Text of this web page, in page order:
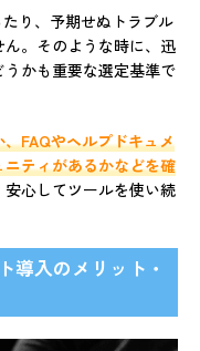
り、予期せぬトラブル
。そのような時に、迅
かも重要な選定基準で
FAQやヘルプドキュメ
ティがあるかなどを確
心してツールを使い続
導入のメリット・